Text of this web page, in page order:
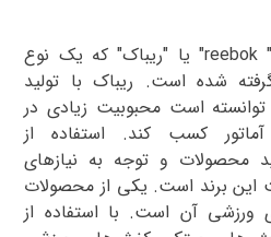
reebok" یا "ریباک" که یک نوع
شده است. ریباک با تولید
است محبوبیت زیادی در
کسب کند. استفاده از
محصولات و توجه به نیازهای
این برند است. یکی از محصولات
ورزشی آن است. با استفاده از